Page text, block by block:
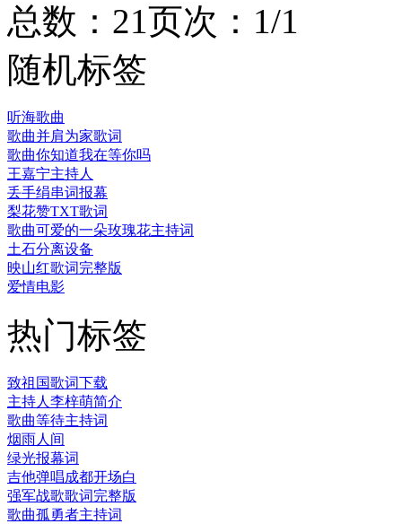
总数：21页次：1/1
随机标签
听海歌曲
歌曲并肩为家歌词
歌曲你知道我在等你吗
王嘉宁主持人
丢手绢串词报幕
梨花赞TXT歌词
歌曲可爱的一朵玫瑰花主持词
土石分离设备
映山红歌词完整版
爱情电影
热门标签
致祖国歌词下载
主持人李梓萌简介
歌曲等待主持词
烟雨人间
绿光报幕词
吉他弹唱成都开场白
强军战歌歌词完整版
歌曲孤勇者主持词